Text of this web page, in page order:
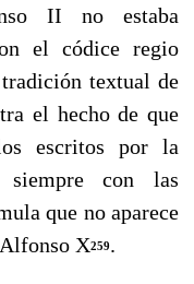
II no es­taba
el códice regio
textual de
el hecho de que
escritos por la
siempre con las
que no aparece
X259.